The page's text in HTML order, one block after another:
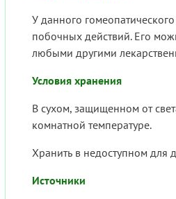
У данного
побочных действий. Его
любыми другими
Условия хранения
В сухом, защищенном от
комнатной температуре.
Хранить в недоступном для
Источники